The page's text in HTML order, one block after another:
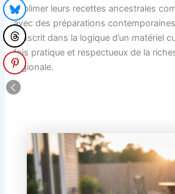
sublimer leurs recettes ancestrales
avec des préparations
s’inscrit dans la logique d’un matériel
fois pratique et respectueux de la
régionale.